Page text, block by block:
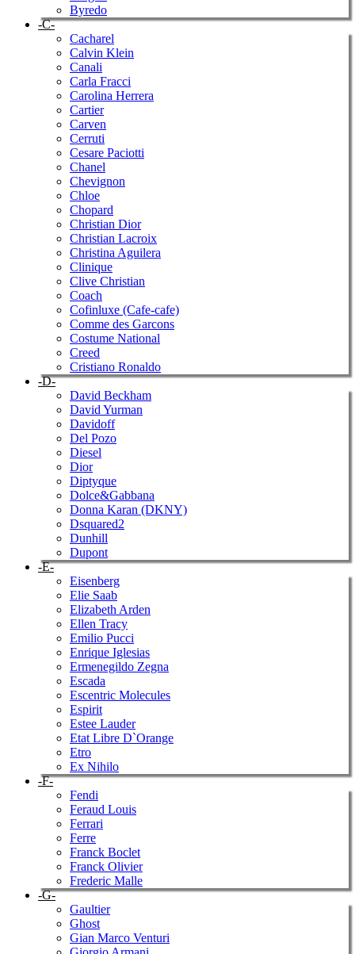
Byredo
-C-
Cacharel
Calvin Klein
Canali
Carla Fracci
Carolina Herrera
Cartier
Carven
Cerruti
Cesare Paciotti
Chanel
Chevignon
Chloe
Chopard
Christian Dior
Christian Lacroix
Christina Aguilera
Clinique
Clive Christian
Coach
Cofinluxe (Cafe-cafe)
Comme des Garcons
Costume National
Creed
Cristiano Ronaldo
-D-
David Beckham
David Yurman
Davidoff
Del Pozo
Diesel
Dior
Diptyque
Dolce&Gabbana
Donna Karan (DKNY)
Dsquared2
Dunhill
Dupont
-E-
Eisenberg
Elie Saab
Elizabeth Arden
Ellen Tracy
Emilio Pucci
Enrique Iglesias
Ermenegildo Zegna
Escada
Escentric Molecules
Espirit
Estee Lauder
Etat Libre D`Orange
Etro
Ex Nihilo
-F-
Fendi
Feraud Louis
Ferrari
Ferre
Franck Boclet
Franck Olivier
Frederic Malle
-G-
Gaultier
Ghost
Gian Marco Venturi